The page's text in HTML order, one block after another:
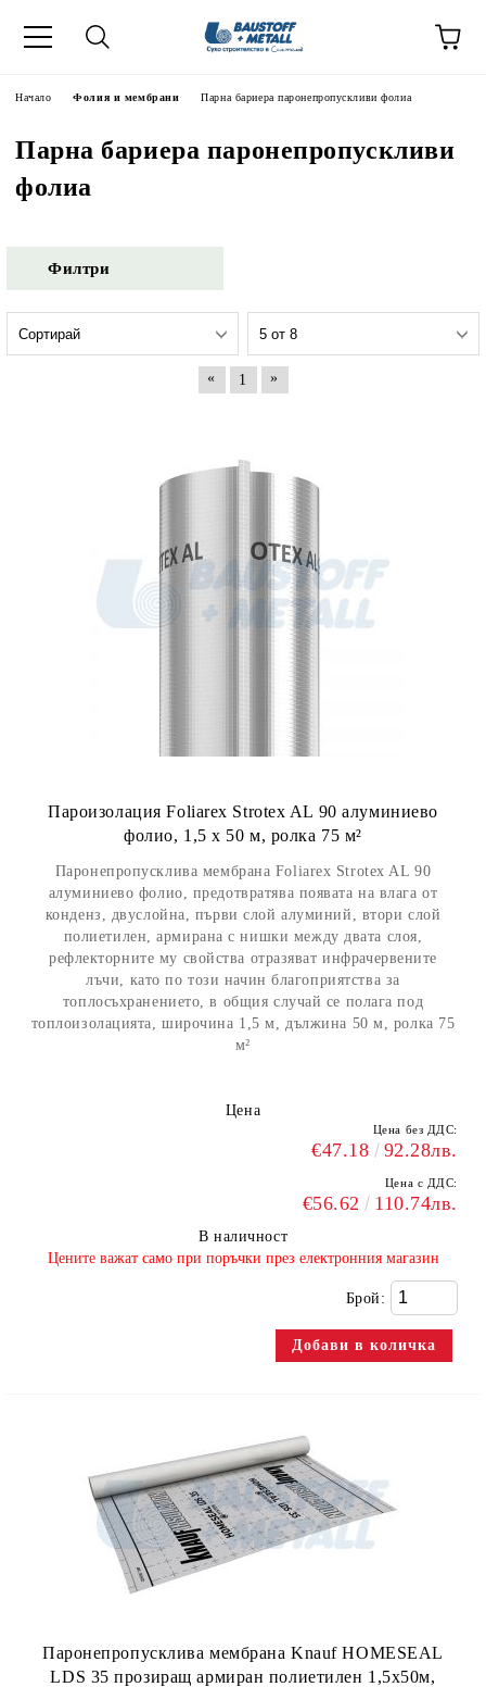
Начало Фолия и мембрани Парна бариера паронепропускливи фолиа
Парна бариера паронепропускливи
фолиа
Филтри
« 1 »
Пароизолация Foliarex Strotex AL 90 алуминиево
фолио, 1,5 х 50 м, ролка 75 м²
Паронепропусклива мембрана Foliarex Strotex AL 90
алуминиево фолио, предотвратява появата на влага от
конденз, двуслойна, първи слой алуминий, втори слой
полиетилен, армирана с нишки между двата слоя,
рефлекторните му свойства отразяват инфрачервените
лъчи, като по този начин благоприятства за
топлосъхранението, в общия случай се полага под
топлоизолацията, широчина 1,5 м, дължина 50 м, ролка 75
м²
Цена
Цена без ДДС:
€47.18 92.28лв.
Цена с ДДС:
€56.62 110.74лв.
В наличност
​Цените важат само при поръчки през електронния магазин
Брой:
Паронепропусклива мембрана Knauf HOMESEAL
LDS 35 прозиращ армиран полиетилен 1,5x50м,